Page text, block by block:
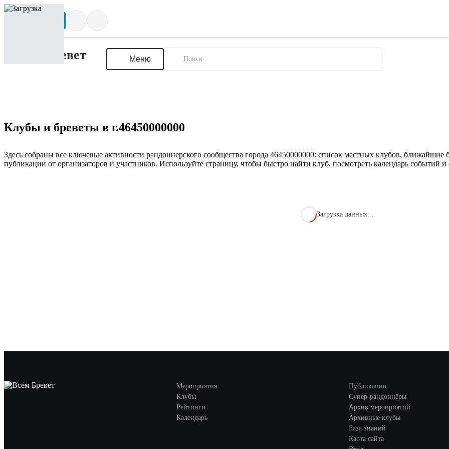
Меню
Клубы и бреветы в г.46450000000
Здесь собраны все ключевые активности рандоннерского сообщества города 46450000000: список местных клубов,
публикации от организаторов и участников. Используйте страницу, чтобы быстро найти клуб, посмотреть календарь событий
Загрузка данных...
Мероприятия
Клубы
Рейтинги
Календарь
Публикации
Супер-рандоннёры
Архив мероприятий
Архивные клубы
База знаний
Карта сайта